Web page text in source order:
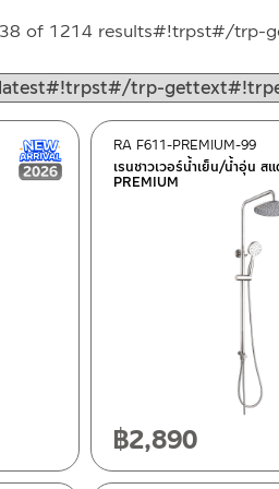
of 1214 results#!trpst#/trp-
New Arrival สินค้าใหม่ ปี 2026
เรนชาวเวอร์น้ำเย็น/น้ำอุ่น ส
PREMIUM
RA F611-PREMIUM-99
฿2,890